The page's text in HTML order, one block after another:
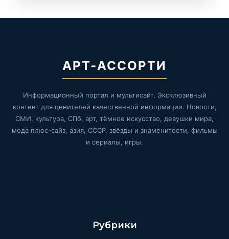
АРТ-АССОРТИ
Информационный портал и мультисайт. Эксклюзивный
контент для ценителей качественной информации. Новости,
СМИ, культура, СПб, арт, тёмное искусство, девушки мира,
мода плюс-сайз, азия, СССР, звёзды и знаменитости, фильмы
и сериалы, игры.
Рубрики